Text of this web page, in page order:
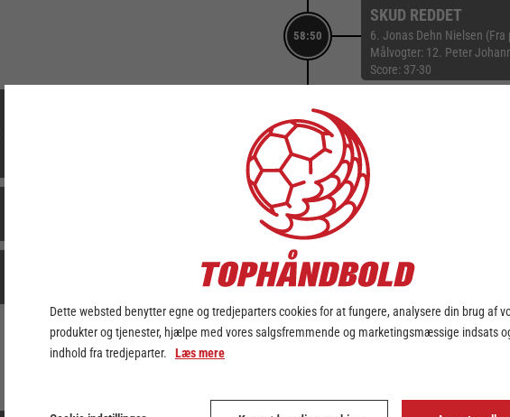
58:50
SKUD REDDET
6. Jonas Dehn Nielsen (Fra
Målvogter: 12. Peter
Score: 37-30
58:23
57:44
57:44
MÅL
Dette websted benytter egne og tredjeparters cookies for at fungere, analysere din brug af
produkter og tjenester, hjælpe med vores salgsfremmende og marketingsmæssige indsats
indhold fra tredjeparter. Læs mere